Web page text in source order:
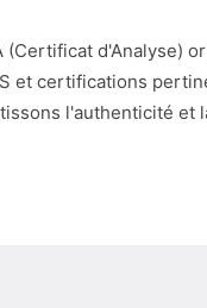
(Certificat d'Analyse)
et certifications
l'authenticité et